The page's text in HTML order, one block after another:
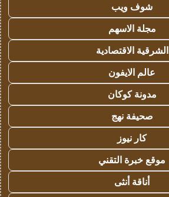
شوف ويب
مجلة الاسهم
الشرقية الاقتصادية
عالم الايفون
مدونة كوكان
صحيفة نهج
كار نيوز
موقع خبرة التقني
أناقة أنثى